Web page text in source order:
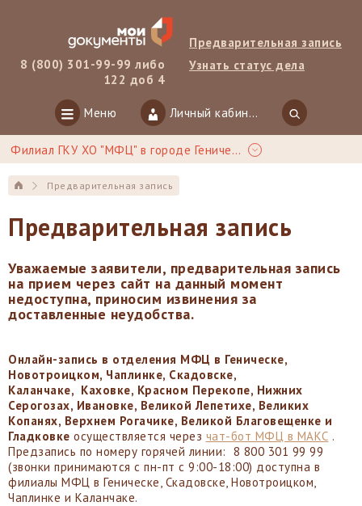
8 (800) 301-99-99 либо
122 доб 4
Предварительная запись
Узнать статус дела
Меню Личный кабинет
Филиал ГКУ ХО "МФЦ" в городе Геническ
Предварительная запись
Предварительная запись
Уважаемые заявители, предварительная запись
на прием через сайт на данный момент
недоступна, приносим извинения за
доставленные неудобства.
Онлайн-запись в отделения МФЦ в Геническе,
Новотроицком, Чаплинке, Скадовске,
Каланчаке, Каховке, Красном Перекопе, Нижних
Серогозах, Ивановке, Великой Лепетихе, Великих
Копанях, Верхнем Рогачике, Великой Благовещенке и
Гладковке осуществляется через чат-бот МФЦ в МАКС .
Предзапись по номеру горячей линии: 8 800 301 99 99
(звонки принимаются с пн-пт с 9:00-18:00) доступна в
филиалы МФЦ в Геническе, Скадовске, Новотроицком,
Чаплинке и Каланчаке.